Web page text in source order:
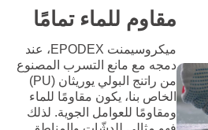
مقاوم للماء تمامًا
ميكروسيمنت EPODEX، عند
دمجه مع مانع التسرب المصنوع
من راتنج البولي يوريثان (PU)
الخاص بنا، يكون مقاومًا للماء
ومقاومًا للعوامل الجوية. لذلك